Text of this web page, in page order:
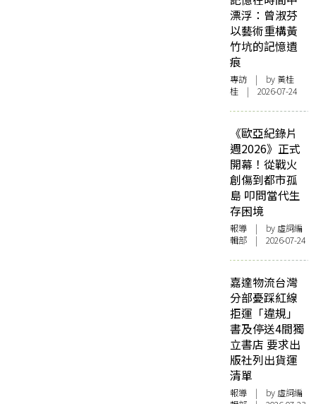
漂浮：曾淑芬
以藝術重構黃
竹坑的記憶遺
痕
專訪 | by 黃桂
桂 | 2026-07-24
《歐亞紀錄片
週2026》正式
開幕！從戰火
創傷到都市孤
島 叩問當代生
存困境
報導 | by 虛詞編
輯部 | 2026-07-24
嘉達物流台灣
分部憂踩紅線
拒運「違規」
書及停送4間獨
立書店 要求出
版社列出貨運
清單
報導 | by 虛詞編